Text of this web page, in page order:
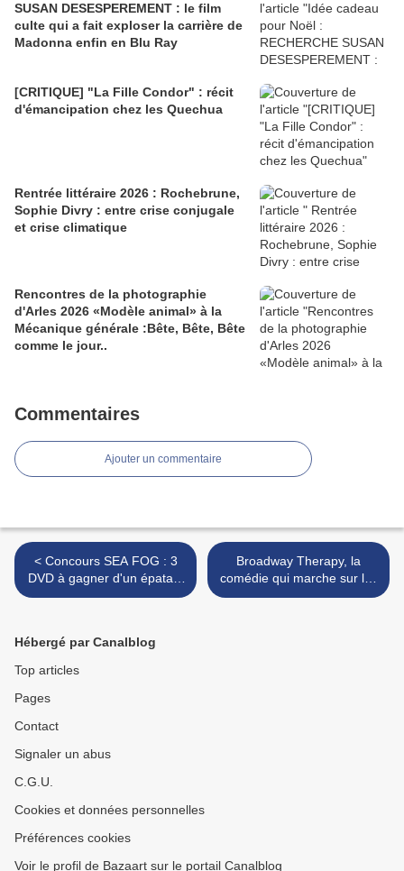
SUSAN DESESPEREMENT : le film
culte qui a fait exploser la carrière de
Madonna enfin en Blu Ray
[CRITIQUE] "La Fille Condor" : récit
d'émancipation chez les Quechua
Rentrée littéraire 2026 : Rochebrune,
Sophie Divry : entre crise conjugale
et crise climatique
Rencontres de la photographie
d'Arles 2026 «Modèle animal» à la
Mécanique générale :Bête, Bête, Bête
comme le jour..
Commentaires
Ajouter un commentaire
< Concours SEA FOG : 3
DVD à gagner d'un épatant
polar coréen!!
Broadway Therapy, la
comédie qui marche sur les
pas de Woody... >
Hébergé par Canalblog
Top articles
Pages
Contact
Signaler un abus
C.G.U.
Cookies et données personnelles
Préférences cookies
Voir le profil de Bazaart sur le portail Canalblog